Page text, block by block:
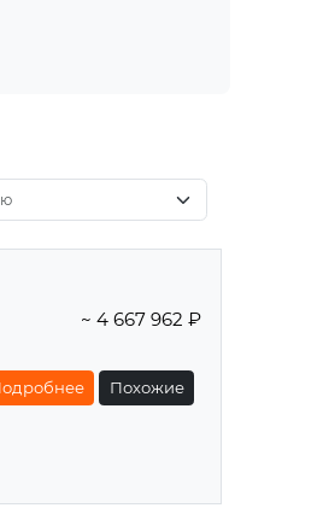
~ 4 667 962 ₽
Похожие